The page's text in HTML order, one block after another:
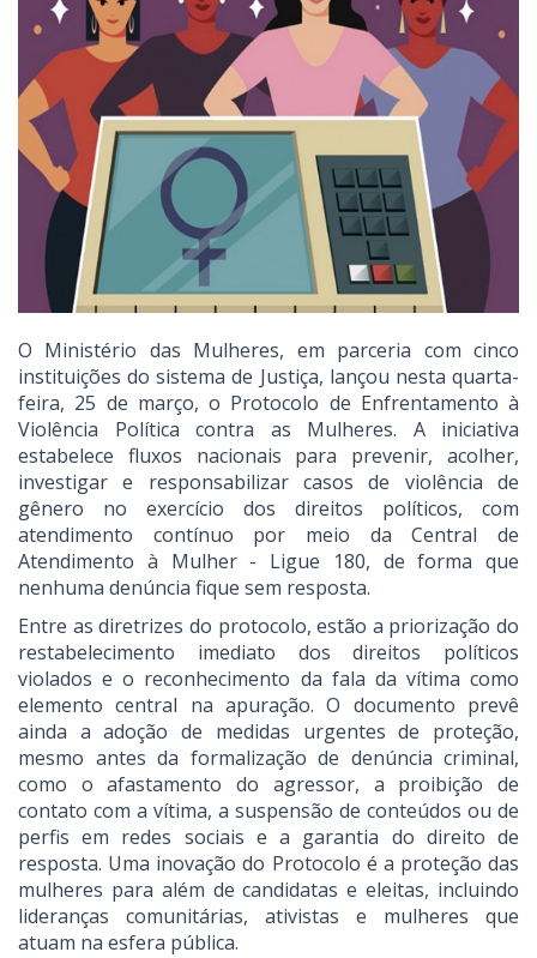
O Ministério das Mulheres, em parceria com cinco
instituições do sistema de Justiça, lançou nesta quarta-
feira, 25 de março, o Protocolo de Enfrentamento à
Violência Política contra as Mulheres. A iniciativa
estabelece fluxos nacionais para prevenir, acolher,
investigar e responsabilizar casos de violência de
gênero no exercício dos direitos políticos, com
atendimento contínuo por meio da Central de
Atendimento à Mulher - Ligue 180, de forma que
nenhuma denúncia fique sem resposta.
Entre as diretrizes do protocolo, estão a priorização do
restabelecimento imediato dos direitos políticos
violados e o reconhecimento da fala da vítima como
elemento central na apuração. O documento prevê
ainda a adoção de medidas urgentes de proteção,
mesmo antes da formalização de denúncia criminal,
como o afastamento do agressor, a proibição de
contato com a vítima, a suspensão de conteúdos ou de
perfis em redes sociais e a garantia do direito de
resposta. Uma inovação do Protocolo é a proteção das
mulheres para além de candidatas e eleitas, incluindo
lideranças comunitárias, ativistas e mulheres que
atuam na esfera pública.